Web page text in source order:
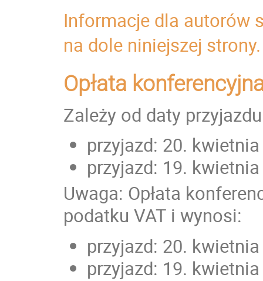
Informacje dla autorów
na dole niniejszej strony.
Opłata
Zależy od daty
przyjazd: 20.
przyjazd: 19.
Uwaga: Opłata
podatku VAT i wynosi:
przyjazd: 20.
przyjazd: 19.